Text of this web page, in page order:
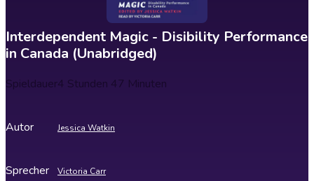
Interdependent Magic - Disibility Performance
in Canada (Unabridged)
Spieldauer4 Stunden 47 Minuten
Autor Jessica Watkin
Sprecher Victoria Carr